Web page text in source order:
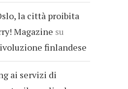
la città proibita
Magazine su
finlandese
ai servizi di